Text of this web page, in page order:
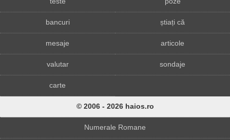
bancuri știați că
mesaje articole
valutar sondaje
carte
© 2006 - 2026 haios.ro
Numerale Romane